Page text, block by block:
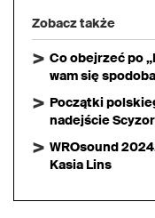
Zobacz także
Co obejrzeć po
wam się
Początki
nadejście
WROsound
Kasia Lins